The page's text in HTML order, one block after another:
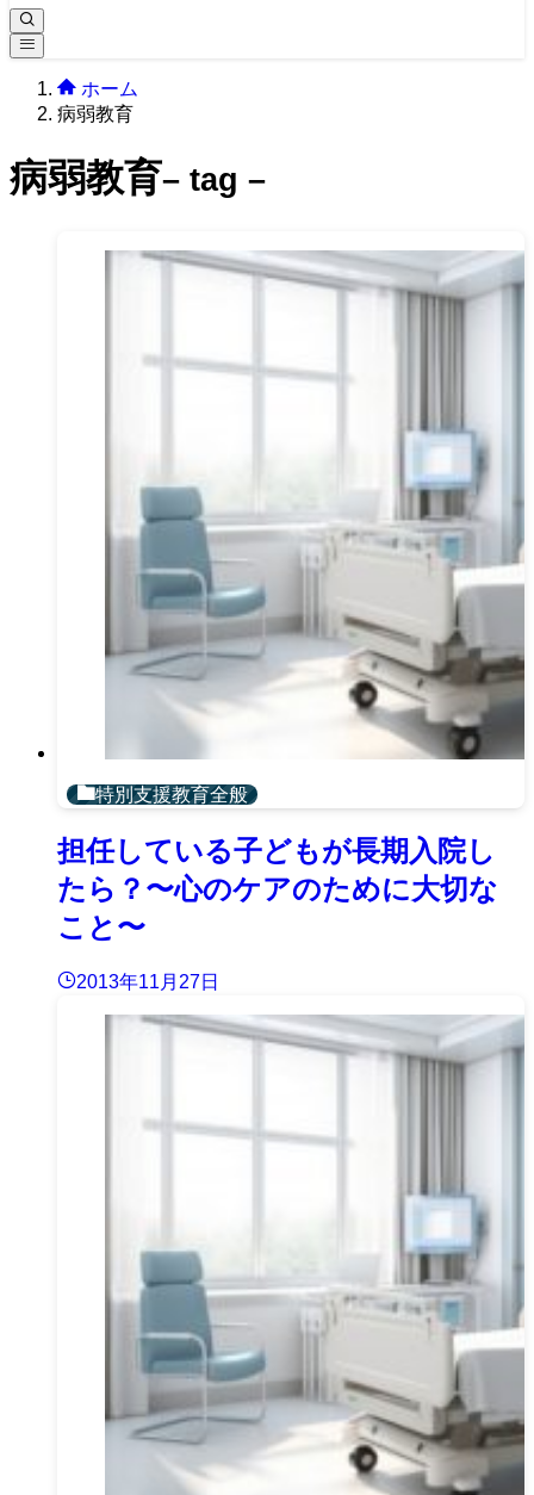
ホーム
病弱教育
病弱教育– tag –
特別支援教育全般
担任している子どもが長期入院し
たら？〜心のケアのために大切な
こと〜
2013年11月27日